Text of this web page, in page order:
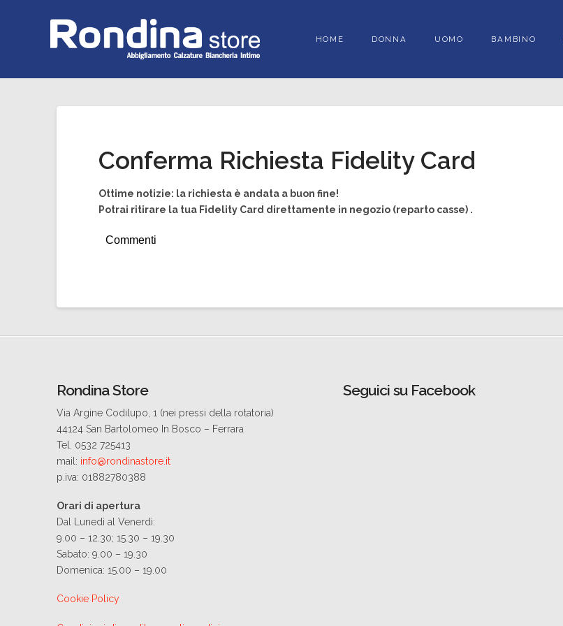
HOME DONNA UOMO BAMBINO
Conferma Richiesta Fidelity Card
Ottime notizie: la richiesta è andata a buon fine!
Potrai ritirare la tua Fidelity Card direttamente in negozio (reparto casse) .
Commenti
Rondina Store
Via Argine Codilupo, 1 (nei pressi della rotatoria)
44124 San Bartolomeo In Bosco – Ferrara
Tel. 0532 725413
mail: info@rondinastore.it
p.iva: 01882780388
Orari di apertura
Dal Lunedì al Venerdì:
9.00 – 12.30; 15.30 – 19.30
Sabato: 9.00 – 19.30
Domenica: 15.00 – 19.00
Cookie Policy
Seguici su Facebook